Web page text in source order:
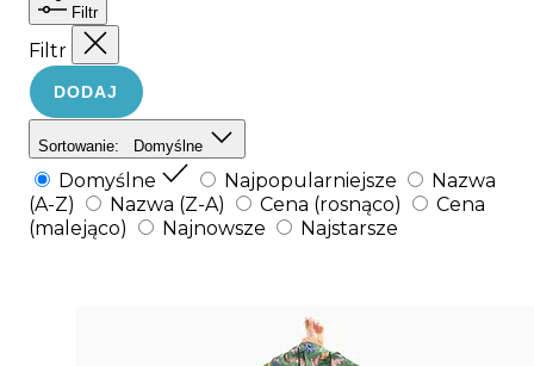
Filtr
Filtr
DODAJ
Sortowanie: Domyślne
Domyślne Najpopularniejsze
Nazwa
(A-Z)
Nazwa (Z-A) Cena (rosnąco)
Cena
(malejąco)
Najnowsze Najstarsze